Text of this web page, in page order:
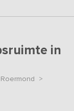
in
>